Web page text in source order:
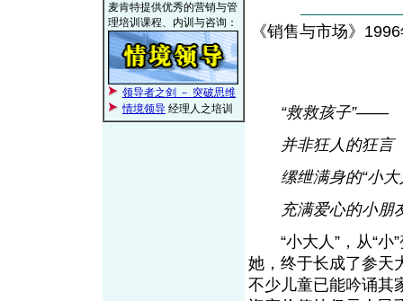
麦肯特提供优秀的营销与管
理培训课程、内训与咨询：
领导者之剑 － 突破思维
情境领导 经理人之培训
《销售与市场》
“救救孩子”——
并非狂人的狂言
缧绁满身的“小大
充满爱心的小朋
“小大人”，从“小”
她，终于长成了参天
不少儿童已能吟诵其